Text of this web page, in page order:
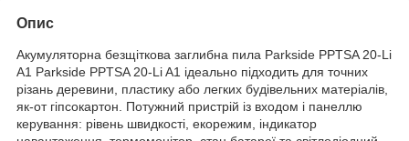
Опис
Акумуляторна безщіткова заглибна пила Parkside PPTSA 20-Li
A1 Parkside PPTSA 20-Li A1 ідеально підходить для точних
різань деревини, пластику або легких будівельних матеріалів,
як-от гіпсокартон. Потужний пристрій із входом і панеллю
керування: рівень швидкості, екорежим, індикатор